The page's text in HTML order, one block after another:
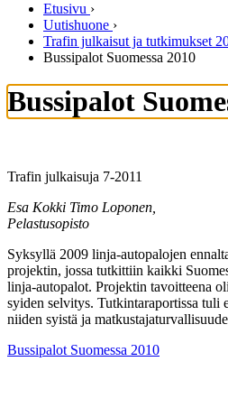
Etusivu ›
Uutishuone ›
Trafin julkaisut ja tutkimukset
Bussipalot Suomessa 2010
Bussipalot
Trafin julkaisuja 7-2011
Esa Kokki Timo Loponen,
Pelastusopisto
Syksyllä 2009 linja-autopalojen
projektin, jossa tutkittiin kaikki
linja-autopalot. Projektin tavoitteena
syiden selvitys. Tutkintaraportissa tuli
niiden syistä ja
Bussipalot Suomessa 2010